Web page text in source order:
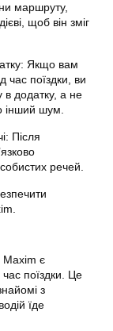
маршруту,
щоб він зміг
: Якщо вам
час поїздки, ви
в додатку, а не
інший шум.
Після
речей.
Maxim є
час поїздки. Це
з
їде